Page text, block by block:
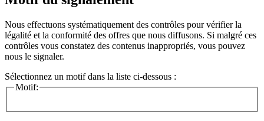
Nous effectuons systématiquement des contrôles pour vérifier la
légalité et la conformité des offres que nous diffusons. Si malgré ces
contrôles vous constatez des contenus inappropriés, vous pouvez
nous le signaler.
Sélectionnez un motif dans la liste ci-dessous :
Motif: